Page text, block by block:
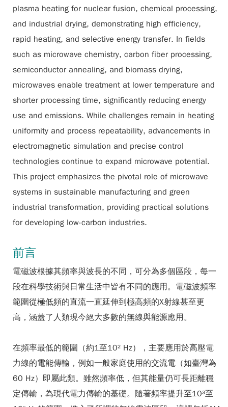
plasma heating for nuclear fusion, chemical processing,
and industrial drying, demonstrating high efficiency,
rapid heating, and selective energy transfer. In fields
such as microwave chemistry, carbon fiber processing,
semiconductor annealing, and biomass drying,
microwaves enable treatment at lower temperature and
shorter processing time, significantly reducing energy
use and emissions. While challenges remain in heating
uniformity and process repeatability, advancements in
electromagnetic simulation and precise control
technologies continue to expand microwave potential.
This project emphasizes the pivotal role of microwave
systems in sustainable manufacturing and green
industrial transformation, providing practical solutions
for developing low-carbon industries.
前言
電磁波根據其頻率與波長的不同，可分為多個區段，每一
段在科學技術與日常生活中皆有不同的應用。電磁波頻率
範圍從極低頻的直流一直延伸到極高頻的X射線甚至更
高，涵蓋了人類現今絕大多數的無線與能源應用。
在頻率最低的範圍（約1至10² Hz），主要應用於高壓電
力線的電能傳輸，例如一般家庭使用的交流電（如臺灣為
60 Hz）即屬此類。雖然頻率低，但其能量仍可長距離穩
定傳輸，為現代電力傳輸的基礎。隨著頻率提升至10³至